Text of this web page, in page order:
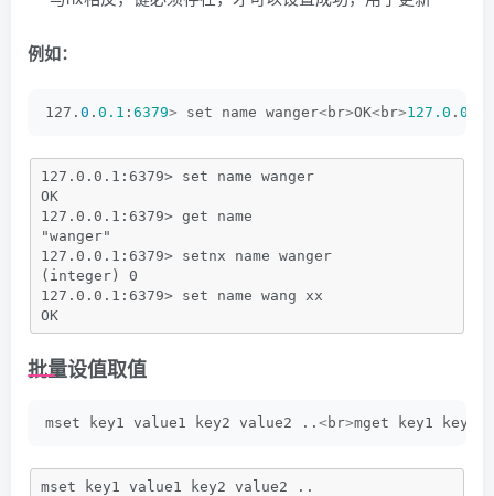
例如：
127. 0 . 0.1 : 6379> set name wanger<br>OK<br>127.0 . 0.1
127.0.0.1:6379> set name wanger
OK
127.0.0.1:6379> get name
"wanger"
127.0.0.1:6379> setnx name wanger
(integer) 0
127.0.0.1:6379> set name wang xx
OK
批量设值取值
mset key1 value1 key2 value2 .. <br>mget key1 key2
mset key1 value1 key2 value2 ..